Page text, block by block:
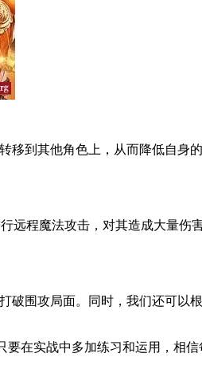
移到其他角色上，从而降低自身
远程魔法攻击，对其造成大量伤
破围攻局面。同时，我们还可以
在实战中多加练习和运用，相